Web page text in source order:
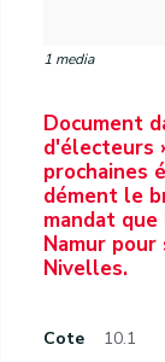
1 media
Document
d'électeurs
prochaines
dément le
mandat
Namur
Nivelles.
Cote 10.1